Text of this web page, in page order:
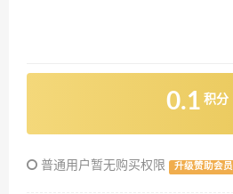
0.1 积分
普通用户暂无购买权限 升级赞助会员